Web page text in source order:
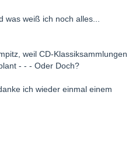
was weiß ich noch alles...
weil CD-Klassiksammlungen
- - - Oder Doch?
ich wieder einmal einem